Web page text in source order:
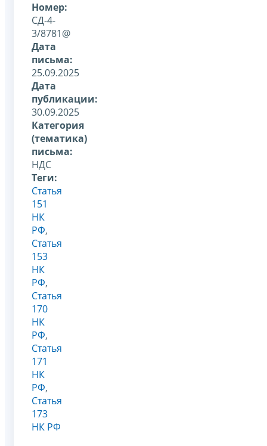
Номер:
СД-4-
3/8781@
Дата
письма:
25.09.2025
Дата
публикации:
30.09.2025
Категория
(тематика)
письма:
НДС
Теги:
Статья
151
НК
РФ,
Статья
153
НК
РФ,
Статья
170
НК
РФ,
Статья
171
НК
РФ,
Статья
173
НК РФ